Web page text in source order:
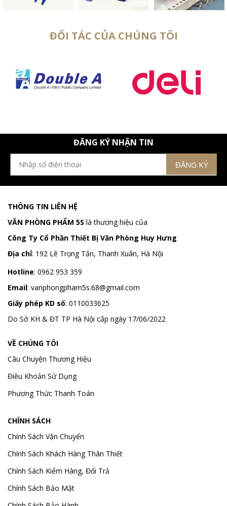
ĐỐI TÁC CỦA CHÚNG TÔI
ĐĂNG KÝ NHẬN TIN
THÔNG TIN LIÊN HỆ
VĂN PHÒNG PHẨM 5S là thương hiệu của
Công Ty Cổ Phần Thiết Bị Văn Phòng Huy Hưng
Địa chỉ: 192 Lê Trọng Tấn, Thanh Xuân, Hà Nội
Hotline: 0962 953 359
Email: vanphongpham5s.68@gmail.com
Giấy phép KD số: 0110033625
Do Sở KH & ĐT TP Hà Nội cấp ngày 17/06/2022
VỀ CHÚNG TÔI
Câu Chuyện Thương Hiệu
Điều Khoản Sử Dụng
Phương Thức Thanh Toán
CHÍNH SÁCH
Chính Sách Vận Chuyển
Chính Sách Khách Hàng Thân Thiết
Chính Sách Kiểm Hàng, Đổi Trả
Chính Sách Bảo Mật